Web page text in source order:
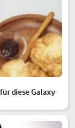
diese Galaxy-